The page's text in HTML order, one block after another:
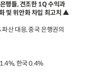
행들, 견조한 1Q 수익과
및 위안화 차입 최고치 ▲
산 대응, 중국 은행권의
한국 0.4%